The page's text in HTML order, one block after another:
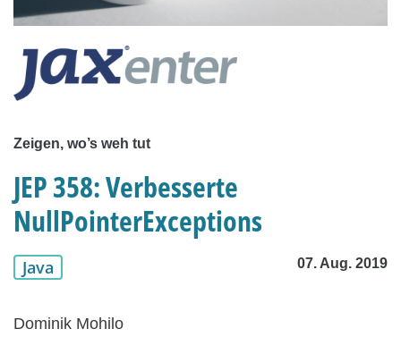
Zeigen, wo’s weh tut
JEP 358: Verbesserte
NullPointerExceptions
Java 07. Aug. 2019
Dominik Mohilo